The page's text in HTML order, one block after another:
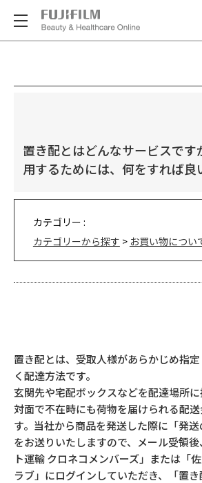
置き配とはどんなサービスです
用するためには、何をすれば良
カテゴリー :
カテゴリーから探す > お買い物につい
置き配とは、受取人様があらかじめ指
く配達方法です。
玄関先や宅配ボックスなどを配達場所
対面で不在時にも荷物を届けられる配
す。当社から商品を発送した際に「発送
をお送りいたしますので、メール受領
ト運輸 クロネコメンバーズ」または「
ラブ」にログインしていただき、「置